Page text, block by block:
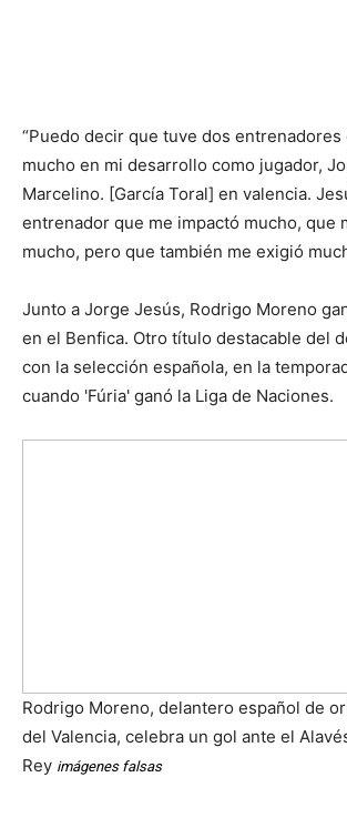
“Puedo decir que tuve dos
mucho en mi desarrollo como jugador,
Marcelino. [García Toral] en valencia.
entrenador que me impactó mucho, que
mucho, pero que también me exigió
Junto a Jorge Jesús, Rodrigo Moreno
en el Benfica. Otro título destacable del
con la selección española, en la
cuando 'Fúria' ganó la Liga de Naciones.
Rodrigo Moreno, delantero español de
del Valencia, celebra un gol ante el
Rey imágenes falsas